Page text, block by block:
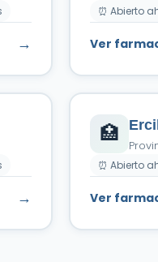
→
⏰ Abierto
Ver
→
🏥
⏰ Abierto
Ver